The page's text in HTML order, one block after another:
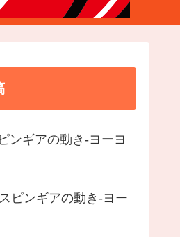
ンギアの動き-ヨーヨ
ピンギアの動き-ヨー